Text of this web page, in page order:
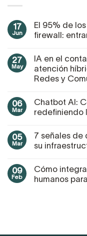
17
Jun
El 95% de
firewall:
27
May
IA en el
atención
Redes y
06
Mar
Chatbot AI:
redefiniendo
05
Mar
7 señales de
su
09
Feb
Cómo
humanos